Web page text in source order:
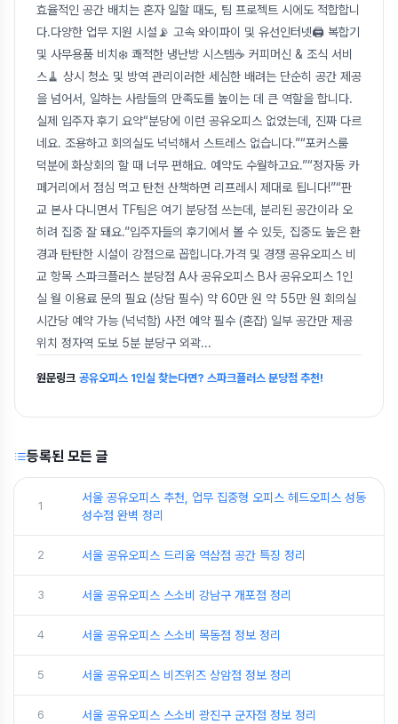
효율적인 공간 배치는 혼자 일할 때도, 팀 프로젝트 시에도 적합합니
다.다양한 업무 지원 시설📡 고속 와이파이 및 유선인터넷🖨 복합기
및 사무용품 비치❄️ 쾌적한 냉난방 시스템☕ 커피머신 & 조식 서비
스🧹 상시 청소 및 방역 관리이러한 세심한 배려는 단순히 공간 제공
을 넘어서, 일하는 사람들의 만족도를 높이는 데 큰 역할을 합니다.
실제 입주자 후기 요약“분당에 이런 공유오피스 없었는데, 진짜 다르
네요. 조용하고 회의실도 넉넉해서 스트레스 없습니다.”“포커스룸
덕분에 화상회의 할 때 너무 편해요. 예약도 수월하고요.”“정자동 카
페거리에서 점심 먹고 탄천 산책하면 리프레시 제대로 됩니다!”“판
교 본사 다니면서 TF팀은 여기 분당점 쓰는데, 분리된 공간이라 오
히려 집중 잘 돼요.”입주자들의 후기에서 볼 수 있듯, 집중도 높은 환
경과 탄탄한 시설이 강점으로 꼽힙니다.가격 및 경쟁 공유오피스 비
교 항목 스파크플러스 분당점 A사 공유오피스 B사 공유오피스 1인
실 월 이용료 문의 필요 (상담 필수) 약 60만 원 약 55만 원 회의실
시간당 예약 가능 (넉넉함) 사전 예약 필수 (혼잡) 일부 공간만 제공
위치 정자역 도보 5분 분당구 외곽...
원문링크 공유오피스 1인실 찾는다면? 스파크플러스 분당점 추천!
등록된 모든 글
1
서울 공유오피스 추천, 업무 집중형 오피스 헤드오피스 성동
성수점 완벽 정리
2 서울 공유오피스 드리움 역삼점 공간 특징 정리
3 서울 공유오피스 스소비 강남구 개포점 정리
4 서울 공유오피스 스소비 목동점 정보 정리
5 서울 공유오피스 비즈위즈 상암점 정보 정리
6 서울 공유오피스 스소비 광진구 군자점 정보 정리